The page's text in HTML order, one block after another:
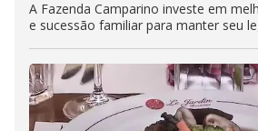
A Fazenda Camparino investe em
e sucessão familiar para manter seu